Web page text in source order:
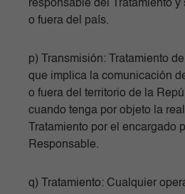
responsable del Tratamiento y
o fuera del país.
p) Transmisión: Tratamiento
que implica la comunicación
o fuera del territorio de la
cuando tenga por objeto la
Tratamiento por el encargado
Responsable.
q) Tratamiento: Cualquier